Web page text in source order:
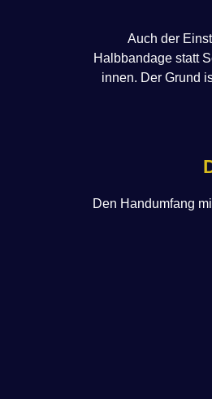
Auch der
Halbbandage statt
innen. Der Grund
Den Handumfang